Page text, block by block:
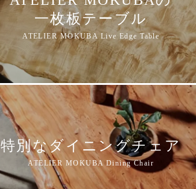
一枚板テーブル
特別なダイニングチェア